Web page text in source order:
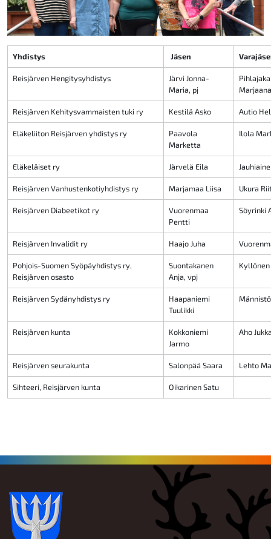
Yhdistys Jäsen
Reisjärven Hengitysyhdistys
Järvi Jonna-
Maria, pj
Marjaana
Reisjärven Kehitysvammaisten tuki ry Kestilä Asko Autio
Eläkeliiton Reisjärven yhdistys ry
Paavola
Marketta
Ilola
Eläkeläiset ry Järvelä Eila
Reisjärven Vanhustenkotiyhdistys ry Marjamaa Liisa Ukura
Reisjärven Diabeetikot ry
Vuorenmaa
Pentti
Söyrinki
Reisjärven Invalidit ry Haajo Juha
Pohjois-Suomen Syöpäyhdistys ry,
Reisjärven osasto
Suontakanen
Anja, vpj
Kyllönen
Reisjärven Sydänyhdistys ry
Haapaniemi
Tuulikki
Reisjärven kunta
Kokkoniemi
Jarmo
Aho
Reisjärven seurakunta Salonpää Saara Lehto
Sihteeri, Reisjärven kunta Oikarinen Satu